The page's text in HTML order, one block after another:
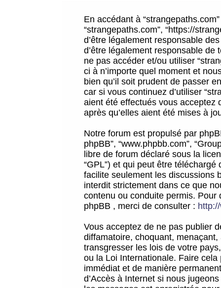
En accédant à
“strangepaths.com”, “https://
d’être légalement responsable
d’être légalement responsable
ne pas accéder et/ou utiliser
ci à n’importe quel moment et
bien qu’il soit prudent de passer
car si vous continuez d’utiliser
aient été effectués vous acceptez
après qu’elles aient été mises à
Notre forum est propulsé par
phpBB”, “www.phpbb.com”,
libre de forum déclaré sous la
“GPL”) et qui peut être téléchargé
facilite seulement les discussions
interdit strictement dans ce que
contenu ou conduite permis.
phpBB , merci de consulter :
Vous acceptez de ne pas publier
diffamatoire, choquant,
transgresser les lois de votre
ou la Loi Internationale. Faire
immédiat et de manière
d’Accès à Internet si nous